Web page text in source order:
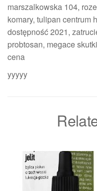
marszalkowska 104,
komary, tulipan centrum
dostępność 2021,
probtosan, megace
cena
yyyyy